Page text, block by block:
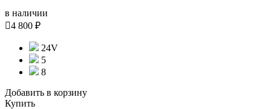
в наличии
4 800 ₽
24V
5
8
Добавить в корзину
Купить